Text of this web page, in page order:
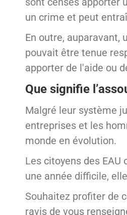
un crime et peut
En outre,
pouvait être tenue
apporter de l'aide ou
Que signifie
Malgré leur système
entreprises et les
monde en évolution.
Les citoyens des
une année difficile,
Souhaitez profiter de
ravis de vous